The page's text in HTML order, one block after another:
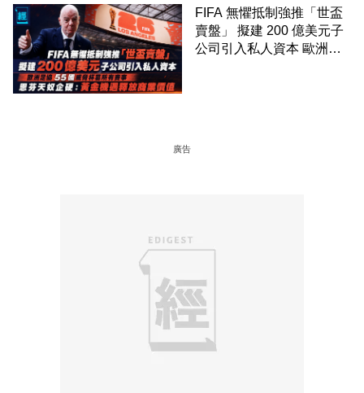
FIFA 無懼抵制強推「世盃
賣盤」 擬建 200 億美元子
公司引入私人資本 歐洲足
廣告